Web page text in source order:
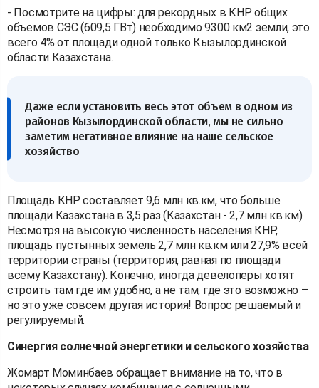
- Посмотрите на цифры: для рекордных в КНР общих
объемов СЭС (609,5 ГВт) необходимо 9300 км2 земли, это
всего 4% от площади одной только Кызылординской
области Казахстана.
Даже если установить весь этот объем в одном из
районов Кызылординской области, мы не сильно
заметим негативное влияние на наше сельское
хозяйство
Площадь КНР составляет 9,6 млн кв.км, что больше
площади Казахстана в 3,5 раз (Казахстан - 2,7 млн кв.км).
Несмотря на высокую численность населения КНР,
площадь пустынных земель 2,7 млн кв.км или 27,9% всей
территории страны (территория, равная по площади
всему Казахстану). Конечно, иногда девелоперы хотят
строить там где им удобно, а не там, где это возможно –
но это уже совсем другая история! Вопрос решаемый и
регулируемый.
Синергия солнечной энергетики и сельского хозяйства
Жомарт Моминбаев обращает внимание на то, что в